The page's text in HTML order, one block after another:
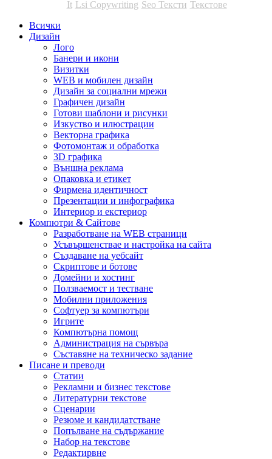
It Lsi Copywriting Seo Тексти Текстове
Всички
Дизайн
Лого
Банери и икони
Визитки
WEB и мобилен дизайн
Дизайн за социални мрежи
Графичен дизайн
Готови шаблони и рисунки
Изкуство и илюстрации
Векторна графика
Фотомонтаж и обработка
3D графика
Външна реклама
Опаковка и етикет
Фирмена идентичност
Презентации и инфографика
Интериор и екстериор
Компютри & Сайтове
Разработване на WEB страници
Усъвършенствае и настройка на сайта
Създаване на уебсайт
Скриптове и ботове
Домейни и хостинг
Ползваемост и тестване
Мобилни приложения
Софтуер за компютъри
Игрите
Компютърна помощ
Администрация на сървъра
Съставяне на техническо задание
Писане и преводи
Статии
Рекламни и бизнес текстове
Литературни текстове
Сценарии
Резюме и кандидатстване
Попълване на съдържание
Набор на текстове
Редактирвне